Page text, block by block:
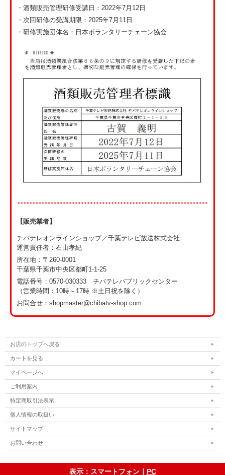
・酒類販売管理研修受講日：2022年7月12日
・次回研修の受講期限：2025年7月11日
・研修実施団体名：日本ボランタリーチェーン協会
【販売業者】
チバテレオンラインショップ／千葉テレビ放送株式会社
運営責任者：石山孝紀
所在地：〒260-0001
千葉県千葉市中央区都町1-1-25
電話番号： 0570-030333 チバテレパブリックセンター
（営業時間：10時～17時 ※土日祝を除く）
お問合せ：shopmaster@chibatv-shop.com
お店のトップへ戻る
カートを見る
マイページへ
ご利用案内
特定商取引法表示
個人情報の取扱い
サイトマップ
お問い合わせ
表示：スマートフォン｜ PC